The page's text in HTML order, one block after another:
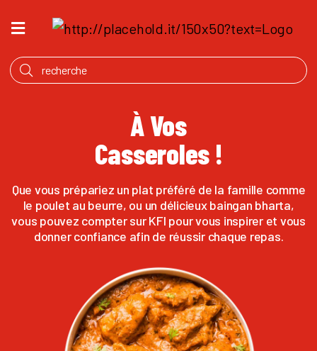
ACCUEIL
QU’EST
HISTOIRE
OÙ
ACHETER
À Vos
Casseroles !
Que vous prépariez un plat préféré de la famille comme
le poulet au beurre, ou un délicieux baingan bharta,
vous pouvez compter sur KFI pour vous inspirer et vous
donner confiance afin de réussir chaque repas.